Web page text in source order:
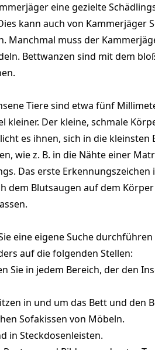
eine gezielte
kann auch von Kammerjäger
Manchmal muss der
Bettwanzen sind mit dem
Tiere sind etwa fünf
kleiner. Der kleine, schmale
es ihnen, sich in die kleinsten
wie z. B. in die Nähte einer
Das erste
dem Blutsaugen auf dem
eine eigene Suche
auf die folgenden Stellen:
Sie in jedem Bereich, der den
in und um das Bett und den
Sofakissen von Möbeln.
in Steckdosenleisten.